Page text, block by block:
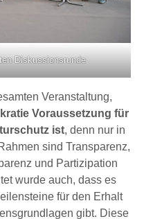
Diskussionsrunde
Veranstaltung,
Voraussetzung für
ist, denn nur in
sind Transparenz,
und Partizipation
wurde auch, dass es
für den Erhalt
gibt. Diese